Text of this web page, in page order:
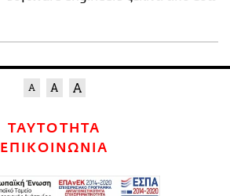
ΤΑΥΤΟΤΗΤΑ
ΕΠΙΚΟΙΝΩΝΙΑ